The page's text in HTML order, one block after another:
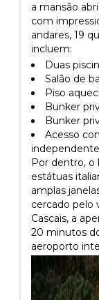
a mansão
com
andares, 19
incluem:
Duas
Salão de
Piso
Bunker
Bunker
Acesso
Por dentro, o
estátuas
amplas
cercado pelo
Cascais, a
20 minutos
aeroporto